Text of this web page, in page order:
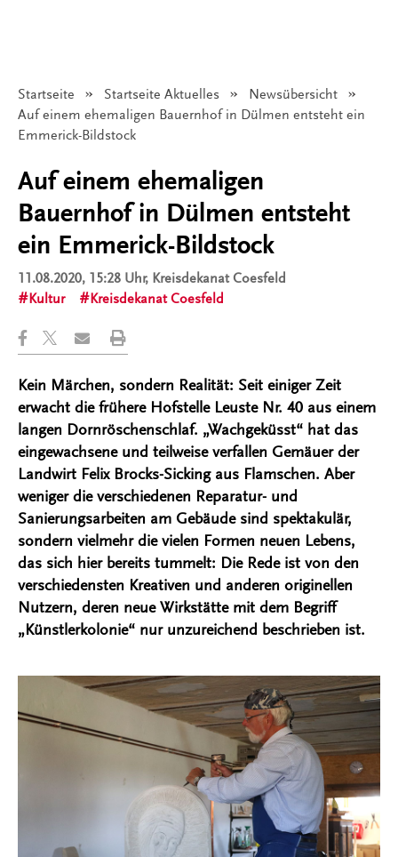
Startseite Startseite Aktuelles
Newsübersicht
Angezeigt:
Auf einem ehemaligen Bauernhof in Dülmen entsteht ein
Emmerick-Bildstock
Auf einem ehemaligen
Bauernhof in Dülmen entsteht
ein Emmerick-Bildstock
11.08.2020, 15:28 Uhr, Kreisdekanat Coesfeld
Kultur
Kreisdekanat Coesfeld
Kein Märchen, sondern Realität: Seit einiger Zeit
erwacht die frühere Hofstelle Leuste Nr. 40 aus einem
langen Dornröschenschlaf. „Wachgeküsst“ hat das
eingewachsene und teilweise verfallen Gemäuer der
Landwirt Felix Brocks-Sicking aus Flamschen. Aber
weniger die verschiedenen Reparatur- und
Sanierungsarbeiten am Gebäude sind spektakulär,
sondern vielmehr die vielen Formen neuen Lebens,
das sich hier bereits tummelt: Die Rede ist von den
verschiedensten Kreativen und anderen originellen
Nutzern, deren neue Wirkstätte mit dem Begriff
„Künstlerkolonie“ nur unzureichend beschrieben ist.